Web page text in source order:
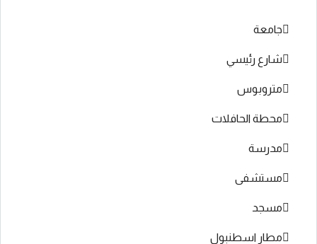
جامعة
شارع رئيسي
متروبوس
محطة الحافلات
مدرسة
مستشفى
مسجد
مطار اسطنبول